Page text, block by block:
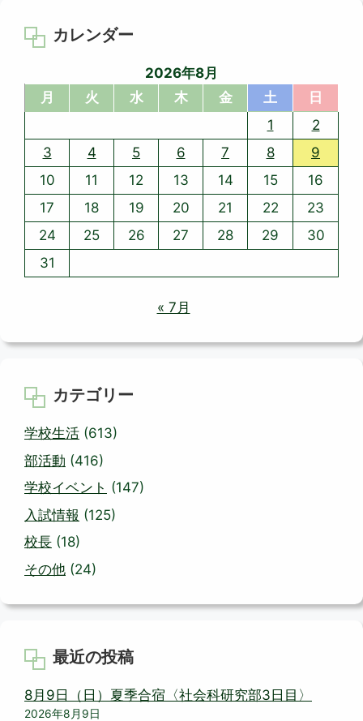
カレンダー
2026年8月
月
火 水 木 金 土
日
1
2
3
4 5 6 7 8
9
10
11 12 13 14 15
16
17
18 19 20 21 22
23
24
25 26 27 28 29
30
31
« 7月
カテゴリー
学校生活 (613)
部活動 (416)
学校イベント (147)
入試情報 (125)
校長 (18)
その他 (24)
最近の投稿
8月9日（日）夏季合宿〈社会科研究部3日目〉
2026年8月9日